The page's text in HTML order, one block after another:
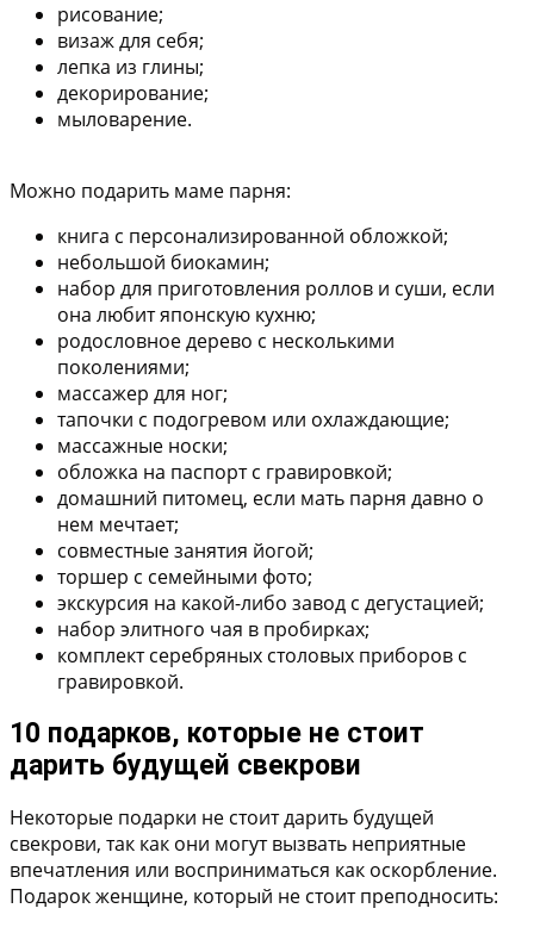
рисование;
визаж для себя;
лепка из глины;
декорирование;
мыловарение.
Можно подарить маме парня:
книга с персонализированной обложкой;
небольшой биокамин;
набор для приготовления роллов и суши, если
она любит японскую кухню;
родословное дерево с несколькими
поколениями;
массажер для ног;
тапочки с подогревом или охлаждающие;
массажные носки;
обложка на паспорт с гравировкой;
домашний питомец, если мать парня давно о
нем мечтает;
совместные занятия йогой;
торшер с семейными фото;
экскурсия на какой-либо завод с дегустацией;
набор элитного чая в пробирках;
комплект серебряных столовых приборов с
гравировкой.
10 подарков, которые не стоит
дарить будущей свекрови
Некоторые подарки не стоит дарить будущей
свекрови, так как они могут вызвать неприятные
впечатления или восприниматься как оскорбление.
Подарок женщине, который не стоит преподносить: